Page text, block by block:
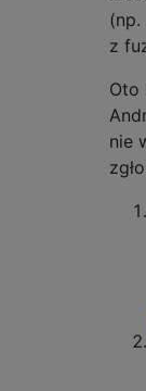
z
Oto
nie